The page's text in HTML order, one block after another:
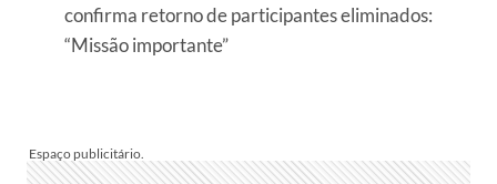
confirma retorno de participantes eliminados:
“Missão importante”